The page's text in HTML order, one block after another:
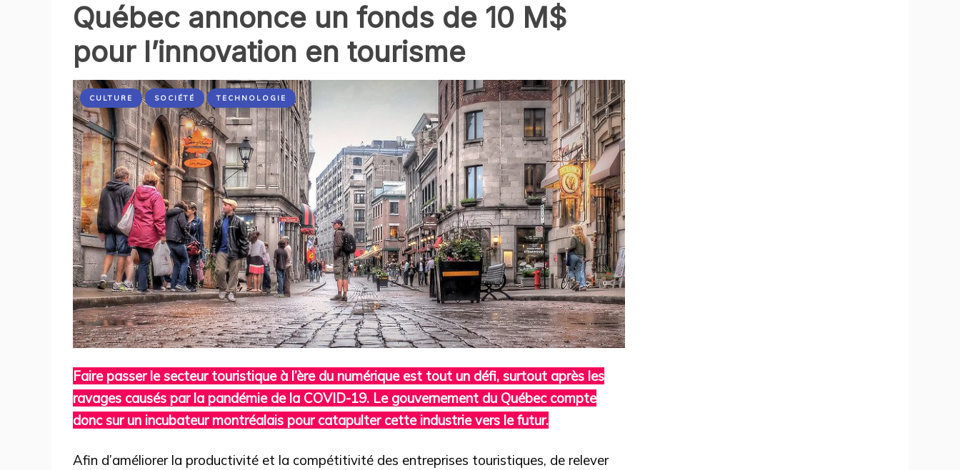
Québec annonce un fonds de 10 M$
pour l’innovation en tourisme
CULTURE SOCIÉTÉ TECHNOLOGIE
Faire passer le secteur touristique à l’ère du numérique est tout un défi, surtout après les
ravages causés par la pandémie de la COVID-19. Le gouvernement du Québec compte
donc sur un incubateur montréalais pour catapulter cette industrie vers le futur.
Afin d’améliorer la productivité et la compétitivité des entreprises touristiques, de relever